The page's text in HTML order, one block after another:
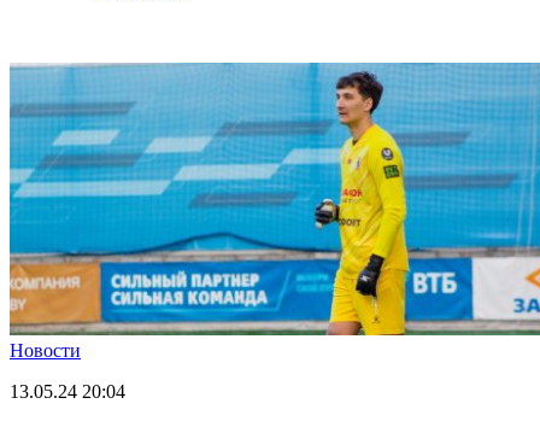
Новости
13.05.24 20:04